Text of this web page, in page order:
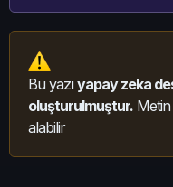
Bu yazıyapay zeka
oluşturulmuştur. Metin
alabilir